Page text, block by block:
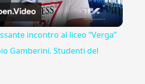
Video
incontro al liceo “Verga”
Gamberini. Studenti del